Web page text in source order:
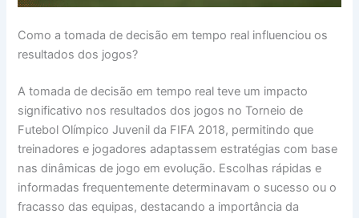
Como a tomada de decisão em tempo real influenciou os
resultados dos jogos?
A tomada de decisão em tempo real teve um impacto
significativo nos resultados dos jogos no Torneio de
Futebol Olímpico Juvenil da FIFA 2018, permitindo que
treinadores e jogadores adaptassem estratégias com base
nas dinâmicas de jogo em evolução. Escolhas rápidas e
informadas frequentemente determinavam o sucesso ou o
fracasso das equipas, destacando a importância da